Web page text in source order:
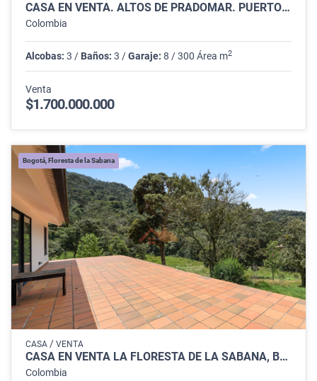
CASA EN VENTA. ALTOS DE PRADOMAR. PUERTO COLOMBIA.
Colombia
Alcobas: 3 / Baños: 3 /Garaje: 8 / 300 Área m2
Venta
$1.700.000.000
Bogotá, Floresta de la Sabana
CASA / VENTA
CASA EN VENTA LA FLORESTA DE LA SABANA, BOGOTÁ
Colombia